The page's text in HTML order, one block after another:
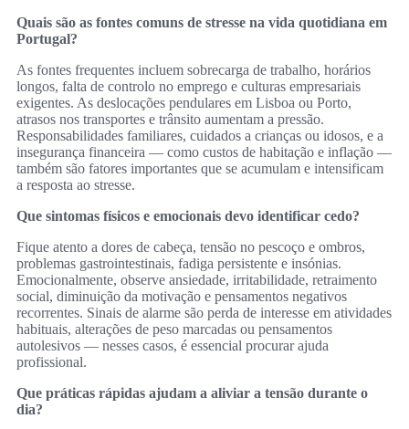
Quais são as fontes comuns de stresse na vida quotidiana em
Portugal?
As fontes frequentes incluem sobrecarga de trabalho, horários
longos, falta de controlo no emprego e culturas empresariais
exigentes. As deslocações pendulares em Lisboa ou Porto,
atrasos nos transportes e trânsito aumentam a pressão.
Responsabilidades familiares, cuidados a crianças ou idosos, e a
insegurança financeira — como custos de habitação e inflação —
também são fatores importantes que se acumulam e intensificam
a resposta ao stresse.
Que sintomas físicos e emocionais devo identificar cedo?
Fique atento a dores de cabeça, tensão no pescoço e ombros,
problemas gastrointestinais, fadiga persistente e insónias.
Emocionalmente, observe ansiedade, irritabilidade, retraimento
social, diminuição da motivação e pensamentos negativos
recorrentes. Sinais de alarme são perda de interesse em atividades
habituais, alterações de peso marcadas ou pensamentos
autolesivos — nesses casos, é essencial procurar ajuda
profissional.
Que práticas rápidas ajudam a aliviar a tensão durante o
dia?